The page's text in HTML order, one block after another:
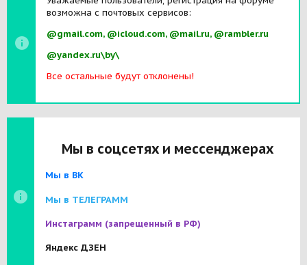
возможна с почтовых сервисов:
@gmail.com, @icloud.com, @mail.ru, @rambler.ru
@yandex.ru\by\
Все остальные будут отклонены!
Мы в соцсетях и мессенджерах
Мы в ВК
Мы в ТЕЛЕГРАММ
Инстаграмм (запрещенный в РФ)
Яндекс ДЗЕН